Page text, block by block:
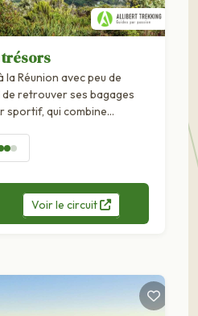
trésors
Réunion avec peu de
retrouver ses bagages
sportif, qui combine
Voirle circuit